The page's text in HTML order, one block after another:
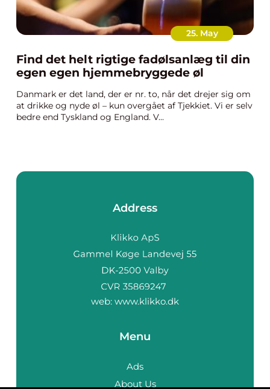
25. May
Find det helt rigtige fadølsanlæg til din
egen egen hjemmebryggede øl
Danmark er det land, der er nr. to, når det drejer sig om
at drikke og nyde øl – kun overgået af Tjekkiet. Vi er selv
bedre end Tyskland og England. V...
Address
web: www.klikko.dk
Menu
Ads
About Us